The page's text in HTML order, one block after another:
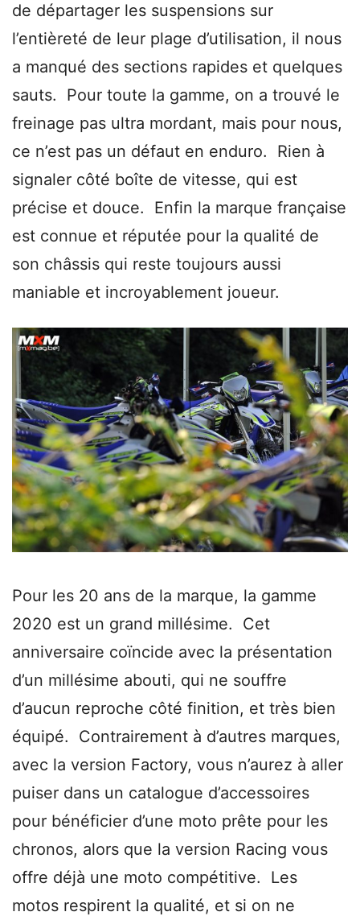
de départager les suspensions sur
l’entièreté de leur plage d’utilisation, il nous
a manqué des sections rapides et quelques
sauts. Pour toute la gamme, on a trouvé le
freinage pas ultra mordant, mais pour nous,
ce n’est pas un défaut en enduro. Rien à
signaler côté boîte de vitesse, qui est
précise et douce. Enfin la marque française
est connue et réputée pour la qualité de
son châssis qui reste toujours aussi
maniable et incroyablement joueur.
Pour les 20 ans de la marque, la gamme
2020 est un grand millésime. Cet
anniversaire coïncide avec la présentation
d’un millésime abouti, qui ne souffre
d’aucun reproche côté finition, et très bien
équipé. Contrairement à d’autres marques,
avec la version Factory, vous n’aurez à aller
puiser dans un catalogue d’accessoires
pour bénéficier d’une moto prête pour les
chronos, alors que la version Racing vous
offre déjà une moto compétitive. Les
motos respirent la qualité, et si on ne